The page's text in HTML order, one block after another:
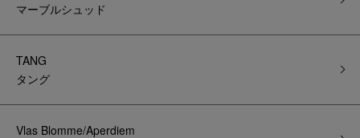
マーブルシュッド
TANG
タング
Vlas Blomme/Aperdiem